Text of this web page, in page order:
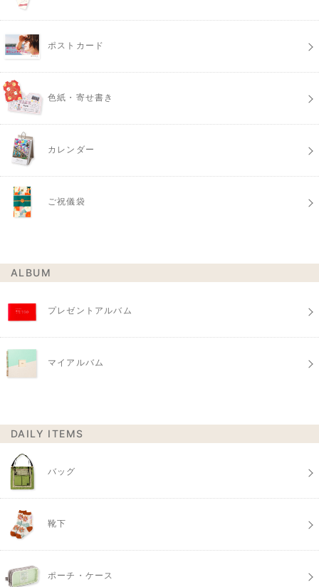
ポストカード
色紙・寄せ書き
カレンダー
ご祝儀袋
ALBUM
プレゼントアルバム
マイアルバム
DAILY ITEMS
バッグ
靴下
ポーチ・ケース